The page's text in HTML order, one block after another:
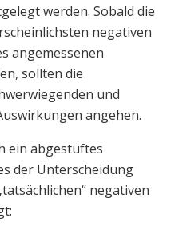
werden. Sobald die
negativen
angemessenen
sollten die
und
angehen.
ein abgestuftes
der Unterscheidung
negativen